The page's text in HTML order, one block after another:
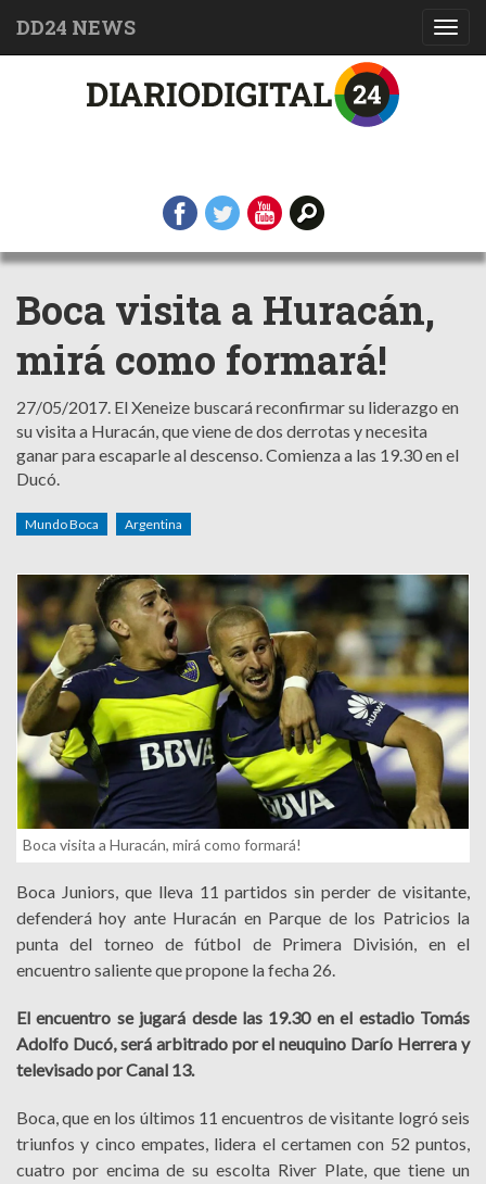
DD24 NEWS
Boca visita a Huracán,
mirá como formará!
27/05/2017. El Xeneize buscará reconfirmar su liderazgo en
su visita a Huracán, que viene de dos derrotas y necesita
ganar para escaparle al descenso. Comienza a las 19.30 en el
Ducó.
Mundo Boca Argentina
Boca visita a Huracán, mirá como formará!
Boca Juniors, que lleva 11 partidos sin perder de visitante,
defenderá hoy ante Huracán en Parque de los Patricios la
punta del torneo de fútbol de Primera División, en el
encuentro saliente que propone la fecha 26.
El encuentro se jugará desde las 19.30 en el estadio Tomás
Adolfo Ducó, será arbitrado por el neuquino Darío Herrera y
televisado por Canal 13.
Boca, que en los últimos 11 encuentros de visitante logró seis
triunfos y cinco empates, lidera el certamen con 52 puntos,
cuatro por encima de su escolta River Plate, que tiene un